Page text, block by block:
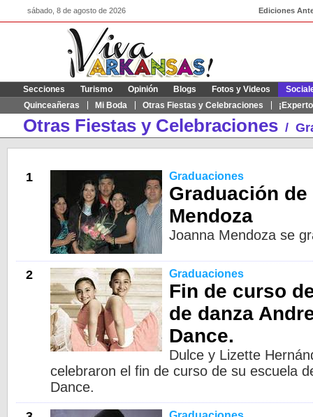
sábado, 8 de agosto de 2026 Ediciones
Secciones Turismo Opinión Blogs Fotos y Videos
Quinceañeras
Mi Boda Otras Fiestas y Celebraciones
Otras Fiestas y Celebraciones /
1 Graduaciones
Graduación de
Mendoza
Joanna Mendoza se
2 Graduaciones
Fin de curso
de danza
Dance.
Dulce y Lizette
celebraron el fin de curso de su escuela
Dance.